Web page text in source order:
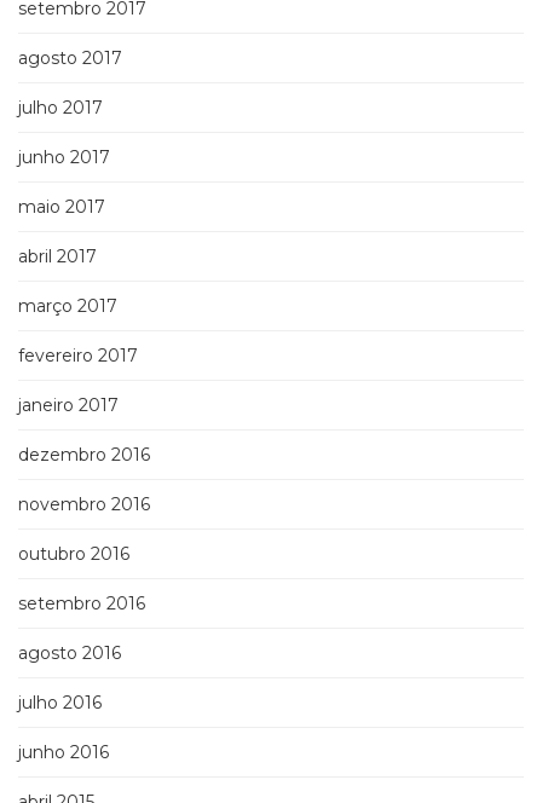
setembro 2017
agosto 2017
julho 2017
junho 2017
maio 2017
abril 2017
março 2017
fevereiro 2017
janeiro 2017
dezembro 2016
novembro 2016
outubro 2016
setembro 2016
agosto 2016
julho 2016
junho 2016